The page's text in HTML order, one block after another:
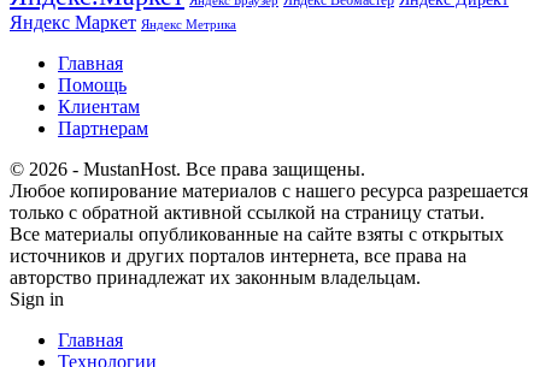
Яндекс Маркет Яндекс Метрика
Главная
Помощь
Клиентам
Партнерам
© 2026 - MustanHost. Все права защищены.
Любое копирование материалов с нашего ресурса разрешается
только с обратной активной ссылкой на страницу статьи.
Все материалы опубликованные на сайте взяты с открытых
источников и других порталов интернета, все права на
авторство принадлежат их законным владельцам.
Sign in
Главная
Технологии